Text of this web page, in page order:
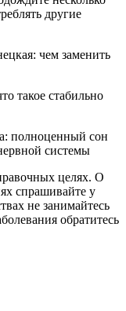
другие
чем заменить
такое стабильно
полноценный сон
системы
целях. О
спрашивайте у
не занимайтесь
обратитесь